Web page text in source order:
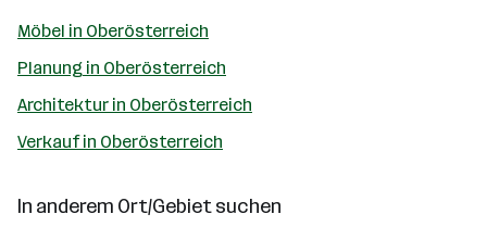
Möbel in Oberösterreich
Planung in Oberösterreich
Architektur in Oberösterreich
Verkauf in Oberösterreich
In anderem Ort/Gebiet suchen